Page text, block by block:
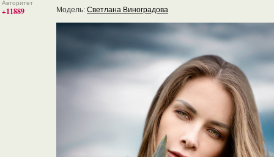
Авторитет
+11889
Модель: Светлана Виноградова